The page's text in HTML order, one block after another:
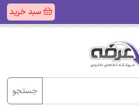
سبد خرید
جستجو